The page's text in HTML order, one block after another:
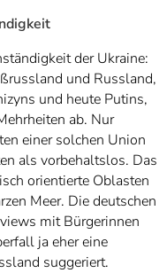
der Ukraine:
und Russland,
und heute Putins,
ab. Nur
einer solchen Union
als vorbehaltslos. Das
orientierte Oblasten
Meer. Die deutschen
mit Bürgerinnen
ja eher eine
suggeriert.